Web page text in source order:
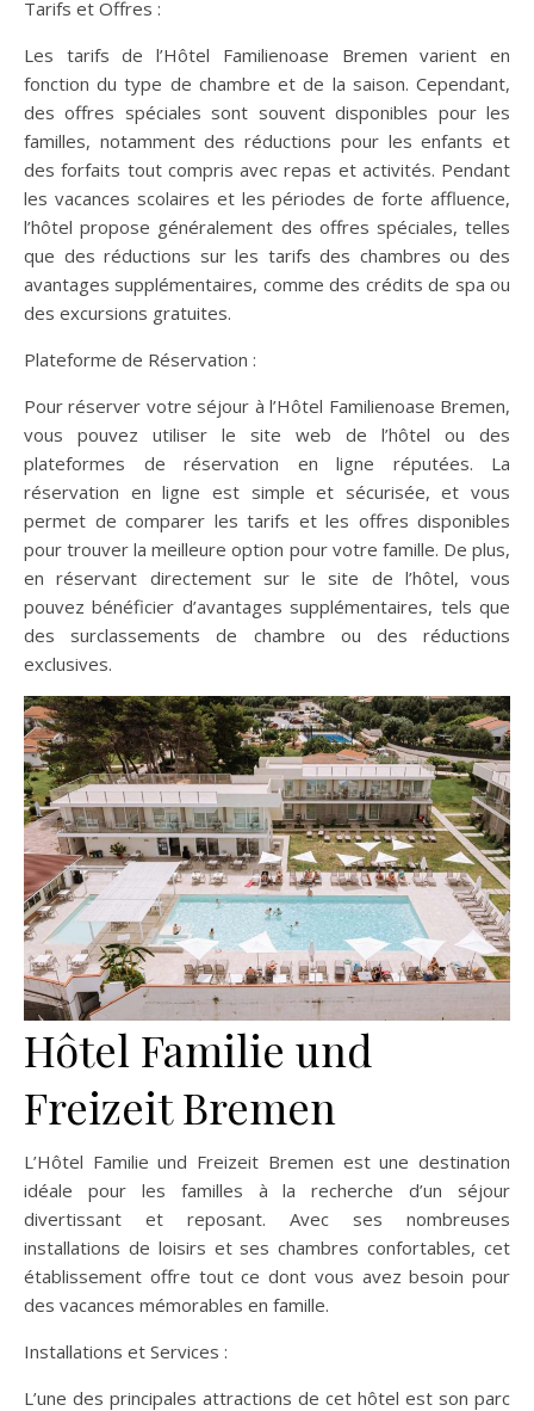
Tarifs et Offres :
Les tarifs de l’Hôtel Familienoase Bremen varient en
fonction du type de chambre et de la saison. Cependant,
des offres spéciales sont souvent disponibles pour les
familles, notamment des réductions pour les enfants et
des forfaits tout compris avec repas et activités. Pendant
les vacances scolaires et les périodes de forte affluence,
l’hôtel propose généralement des offres spéciales, telles
que des réductions sur les tarifs des chambres ou des
avantages supplémentaires, comme des crédits de spa ou
des excursions gratuites.
Plateforme de Réservation :
Pour réserver votre séjour à l’Hôtel Familienoase Bremen,
vous pouvez utiliser le site web de l’hôtel ou des
plateformes de réservation en ligne réputées. La
réservation en ligne est simple et sécurisée, et vous
permet de comparer les tarifs et les offres disponibles
pour trouver la meilleure option pour votre famille. De plus,
en réservant directement sur le site de l’hôtel, vous
pouvez bénéficier d’avantages supplémentaires, tels que
des surclassements de chambre ou des réductions
exclusives.
Hôtel Familie und
Freizeit Bremen
L’Hôtel Familie und Freizeit Bremen est une destination
idéale pour les familles à la recherche d’un séjour
divertissant et reposant. Avec ses nombreuses
installations de loisirs et ses chambres confortables, cet
établissement offre tout ce dont vous avez besoin pour
des vacances mémorables en famille.
Installations et Services :
L’une des principales attractions de cet hôtel est son parc